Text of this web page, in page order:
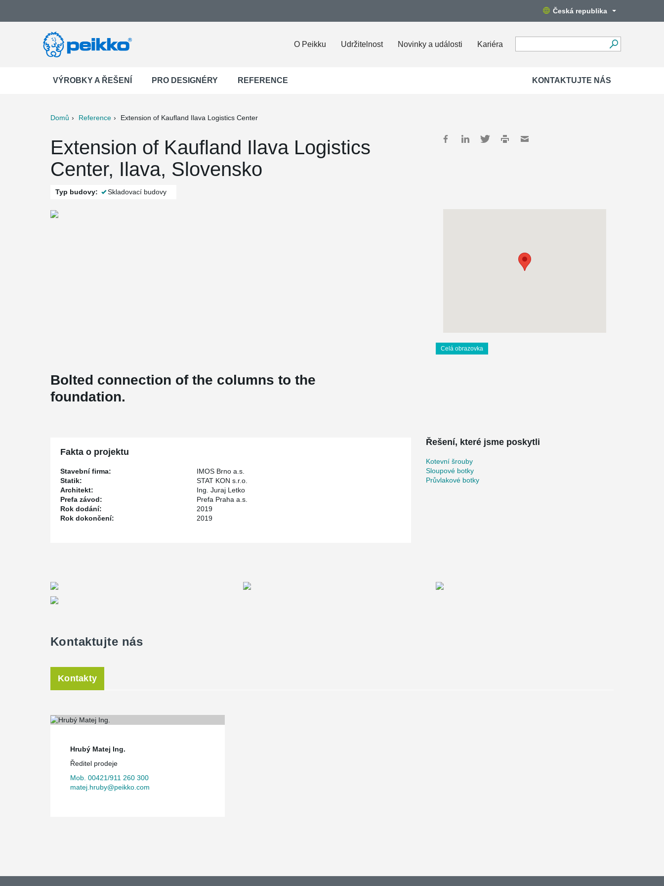
Česká republika
O Peikku Udržitelnost Novinky a události Kariéra
VÝROBKY A ŘEŠENÍ PRO DESIGNÉRY REFERENCE KONTAKTUJTE NÁS
Domů Reference Extension of Kaufland Ilava Logistics Center
Extension of Kaufland Ilava Logistics
Center, Ilava, Slovensko
Typ budovy: Skladovací budovy
Celá obrazovka
Bolted connection of the columns to the
foundation.
Fakta o projektu
Stavební firma:
IMOS Brno a.s.
Statik:
STAT KON s.r.o.
Architekt:
Ing. Juraj Letko
Prefa závod:
Prefa Praha a.s.
Rok dodání:
2019
Rok dokončení:
2019
Řešení, které jsme poskytli
Kotevní šrouby
Sloupové botky
Průvlakové botky
Kontaktujte nás
Kontakty
Hrubý Matej Ing.
Ředitel prodeje
Mob. 00421/911 260 300
matej.hruby@peikko.com